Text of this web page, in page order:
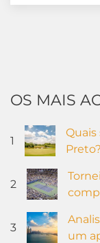
OS MAIS
1
Quais
Preto?
2
3
um